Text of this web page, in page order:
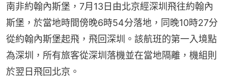
南非約翰內斯堡，7月13日由北京經深圳飛往約翰內
斯堡，於當地時間傍晚6時54分落地，同晚10時27分
從約翰內斯堡起飛，飛回深圳。該航班的第一入境點
為深圳，所有旅客從深圳落機並在當地隔離，機組則
於翌日飛回北京。